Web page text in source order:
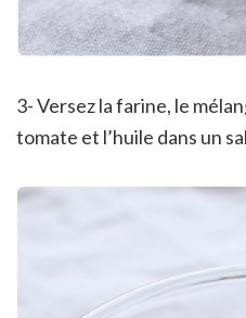
3- Versez la farine, le
tomate et l’huile dans un